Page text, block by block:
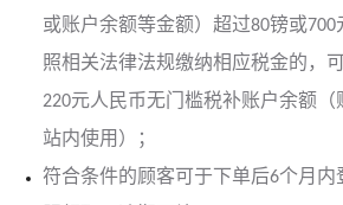
或账户余额等金额）超过80镑或
照相关法律法规缴纳相应税金的，
220元人民币无门槛税补账户余额（
站内使用）；
符合条件的顾客可于下单后6个月内